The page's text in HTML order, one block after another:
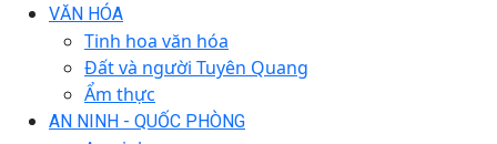
VĂN HÓA
Tinh hoa văn hóa
Đất và người Tuyên Quang
Ẩm thực
AN NINH - QUỐC PHÒNG